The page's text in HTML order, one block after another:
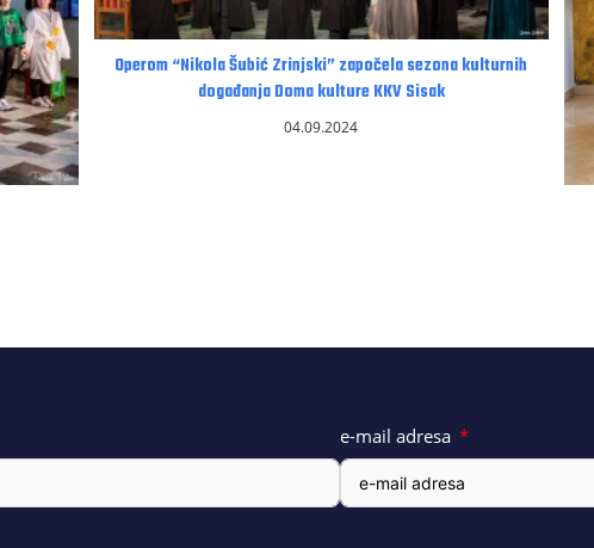
Operom “Nikola Šubić Zrinjski” započela sezona kulturnih
događanja Doma kulture KKV Sisak
04.09.2024
e-mail adresa